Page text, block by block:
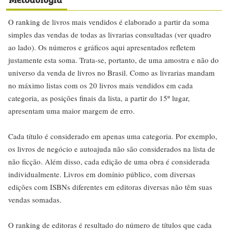
O ranking de livros mais vendidos é elaborado a partir da soma
simples das vendas de todas as livrarias consultadas (ver quadro
ao lado). Os números e gráficos aqui apresentados refletem
justamente esta soma. Trata-se, portanto, de uma amostra e não do
universo da venda de livros no Brasil. Como as livrarias mandam
no máximo listas com os 20 livros mais vendidos em cada
categoria, as posições finais da lista, a partir do 15º lugar,
apresentam uma maior margem de erro.
Cada título é considerado em apenas uma categoria. Por exemplo,
os livros de negócio e autoajuda não são considerados na lista de
não ficção. Além disso, cada edição de uma obra é considerada
individualmente. Livros em domínio público, com diversas
edições com ISBNs diferentes em editoras diversas não têm suas
vendas somadas.
O ranking de editoras é resultado do número de títulos que cada